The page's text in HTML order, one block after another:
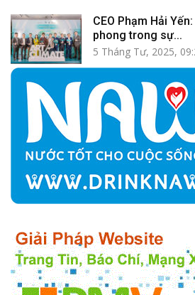
CEO Phạm Hải
phong trong sự...
5 Tháng Tư, 2025,